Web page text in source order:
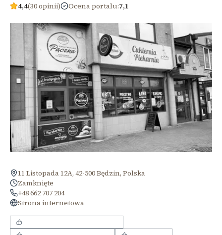
4,4(30 opinii) Ocena portalu:7,1
11 Listopada 12A, 42-500 Będzin, Polska
Zamknięte
+48 662 707 204
Strona internetowa